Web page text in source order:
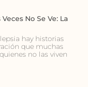
No Se Ve: La
hay historias
que muchas
no las viven